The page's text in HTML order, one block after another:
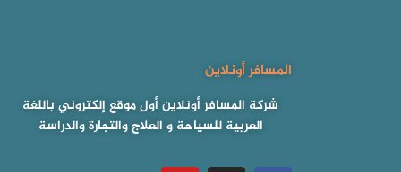
المسافر أونلاين
شركة المسافر أونلاين أول موقع إلكتروني باللغة
العربية للسياحة و العلاج والتجارة والدراسة